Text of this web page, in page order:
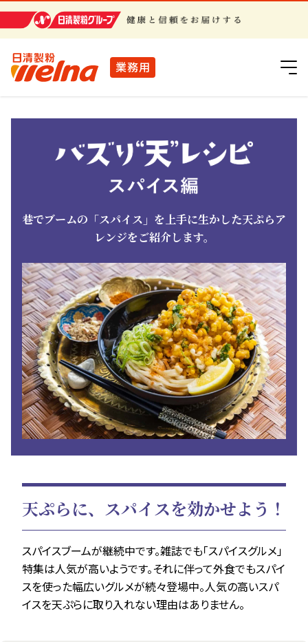
業務用
日清製粉グループ
巷でブームの「スパイス」を上手に生かした天ぷらア
レンジをご紹介します。
天ぷらに、スパイスを効かせよう！
スパイスブームが継続中です。雑誌でも「スパイスグルメ」
特集は人気が高いようです。それに伴って外食でもスパイ
スを使った幅広いグルメが続々登場中。人気の高いスパ
イスを天ぷらに取り入れない理由はありません。